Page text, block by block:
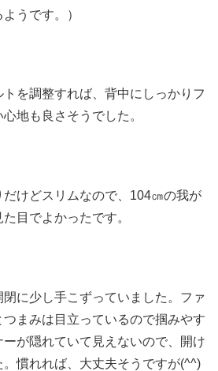
うです。）
を調整すれば、背中にしっかりフ
地も良さそうでした。
けどスリムなので、104㎝の我が
目でよかったです。
に少し手こずっていました。ファ
まみは目立っているので掴みやす
が隠れていて見えないので、開け
慣れれば、大丈夫そうですが(^^)